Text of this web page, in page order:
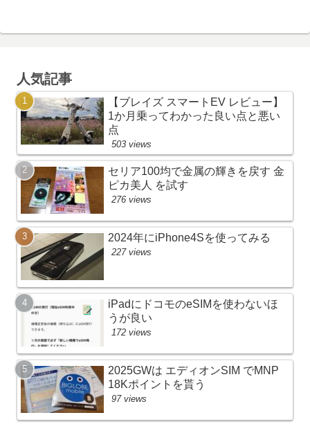
人気記事
【ブレイズ スマートEV レビュー】
1か月乗ってわかった良い点と悪い
点
503 views
セリア100均で金属の輝きを戻す 金
ピカ美人 を試す
276 views
2024年にiPhone4Sを使ってみる
227 views
iPadにドコモのeSIMを使わないほ
うが良い
172 views
2025GWは エディオンSIM でMNP
18Kポイントを貰う
97 views